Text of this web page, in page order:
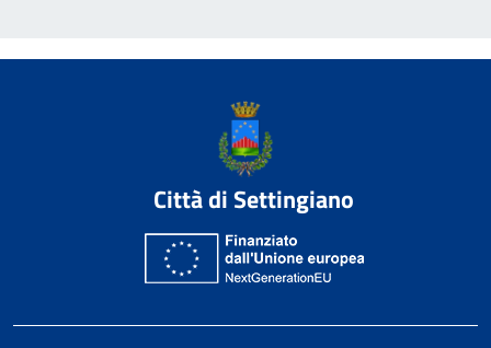
Città di Settingiano